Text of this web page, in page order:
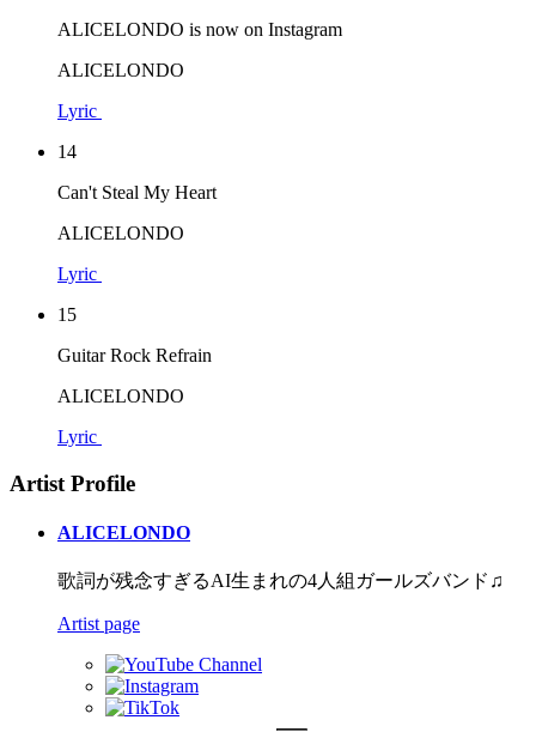
ALICELONDO is now on Instagram
ALICELONDO
Lyric
14
Can't Steal My Heart
ALICELONDO
Lyric
15
Guitar Rock Refrain
ALICELONDO
Lyric
Artist Profile
ALICELONDO
歌詞が残念すぎるAI生まれの4人組ガールズバンド♫
Artist page